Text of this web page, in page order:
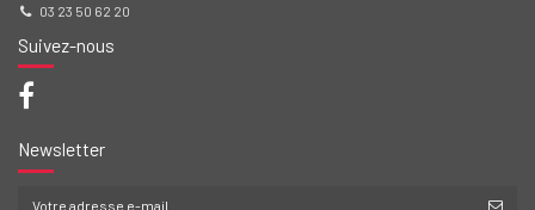
03 23 50 62 20
Suivez-nous
Newsletter